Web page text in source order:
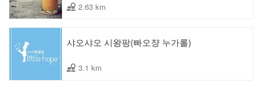
2.63 km
샤오샤오 시왕팡(빠오쟝 누가롤)
3.1 km